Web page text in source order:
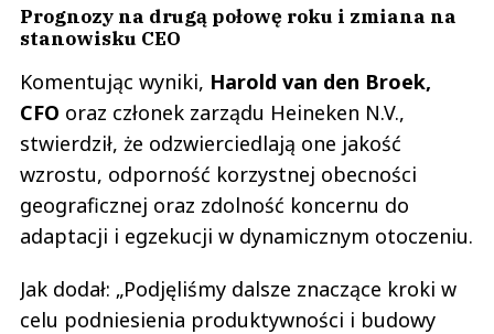
Prognozy na drugą połowę roku i zmiana na
stanowisku CEO
Komentując wyniki, Harold van den Broek,
CFO oraz członek zarządu Heineken N.V.,
stwierdził, że odzwierciedlają one jakość
wzrostu, odporność korzystnej obecności
geograficznej oraz zdolność koncernu do
adaptacji i egzekucji w dynamicznym otoczeniu.
Jak dodał: „Podjęliśmy dalsze znaczące kroki w
celu podniesienia produktywności i budowy